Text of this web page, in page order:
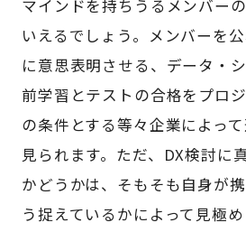
マインドを持ちうるメンバー
いえるでしょう。メンバーを
に意思表明させる、データ・
前学習とテストの合格をプロ
の条件とする等々企業によっ
見られます。ただ、DX検討に
かどうかは、そもそも自身が
う捉えているかによって見極